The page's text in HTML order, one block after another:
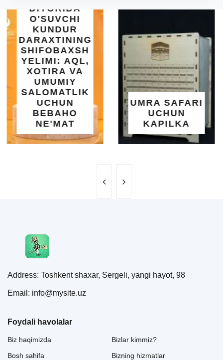
UMRA SAFARI
UCHUN
KAPILKA
INTEX EASY
SET BASSEYN
| 183X51 SM |
OSON
YOZGI
SALQINLIK
MAROQ
Address: Toshkent shaxar, Sergeli, yangi hayot, 98
Email: info@mysite.uz
Foydali havolalar
Biz haqimizda
Bosh sahifa
Bizlar kimmiz?
Bizning hizmatlar